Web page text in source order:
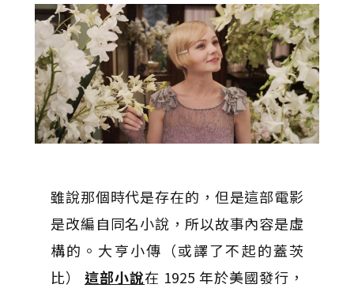
雖說那個時代是存在的，但是這部電影
是改編自同名小說，所以故事內容是虛
構的。大亨小傳（或譯了不起的蓋茨
比） 這部小說在 1925 年於美國發行，